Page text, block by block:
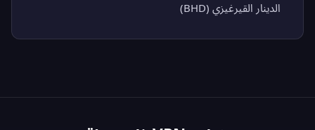
الدينار القيرغيزي (BHD)